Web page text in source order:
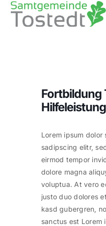
Zum
Fortbildung
Hilfeleistung
Lorem ipsum
sadipscing elitr,
eirmod tempor
dolore magna
voluptua. At vero
justo duo dolores
kasd gubergren,
sanctus est Lorem